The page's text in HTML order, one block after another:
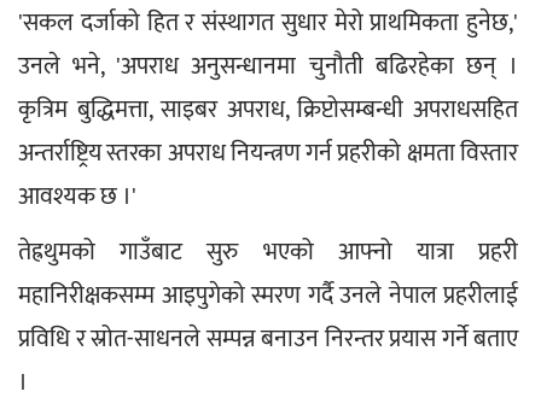
'सकल दर्जाको हित र संस्थागत सुधार मेरो प्राथमिकता हुनेछ,'
उनले भने, 'अपराध अनुसन्धानमा चुनौती बढिरहेका छन् ।
कृत्रिम बुद्धिमत्ता, साइबर अपराध, क्रिप्टोसम्बन्धी अपराधसहित
अन्तर्राष्ट्रिय स्तरका अपराध नियन्त्रण गर्न प्रहरीको क्षमता विस्तार
आवश्यक छ ।'
तेह्रथुमको गाउँबाट सुरु भएको आफ्नो यात्रा प्रहरी
महानिरीक्षकसम्म आइपुगेको स्मरण गर्दै उनले नेपाल प्रहरीलाई
प्रविधि र स्रोत-साधनले सम्पन्न बनाउन निरन्तर प्रयास गर्ने बताए
।